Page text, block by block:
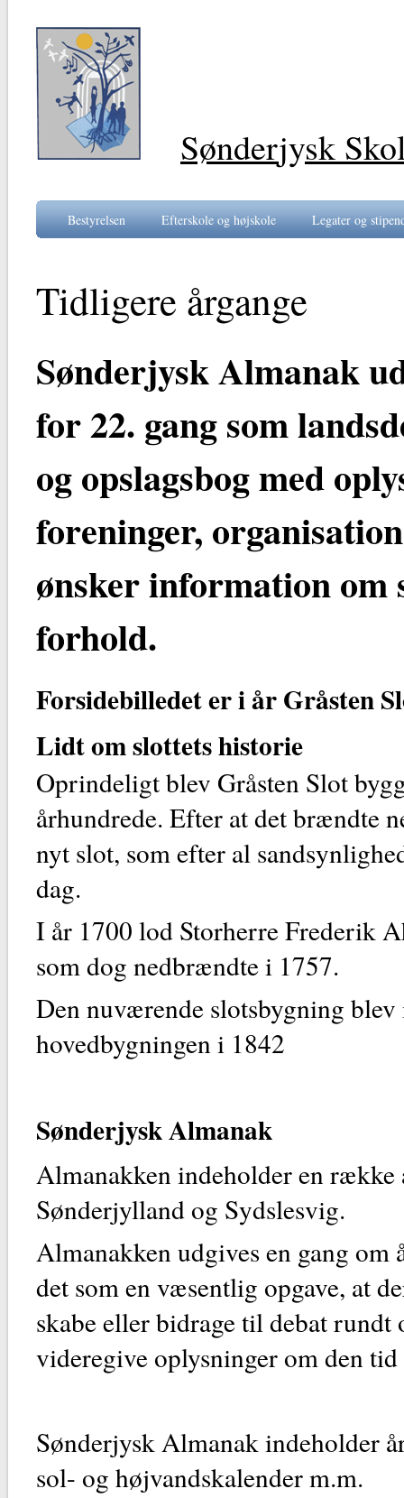
Sønderjysk
Bestyrelsen Efterskole og højskole Legater og
Tidligere årgange
Sønderjysk Almanak
for 22. gang som
og opslagsbog med
foreninger,
ønsker information om
forhold.
Forsidebilledet er i år Gråsten
Lidt om slottets historie
Oprindeligt blev Gråsten Slot
århundrede. Efter at det brændte
nyt slot, som efter al
dag.
I år 1700 lod Storherre Frederik
som dog nedbrændte i 1757.
Den nuværende slotsbygning
hovedbygningen i 1842
Sønderjysk Almanak
Almanakken indeholder en
Sønderjylland og Sydslesvig.
Almanakken udgives en gang om
det som en væsentlig opgave, at
skabe eller bidrage til debat
videregive oplysninger om den
Sønderjysk Almanak indeholder
sol- og højvandskalender m.m.